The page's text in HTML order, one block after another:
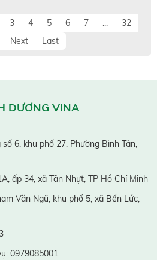
3 4 5 6 7 ...
32
Next Last
DƯƠNG VINA
6, khu phố 27, Phường Bình Tân,
ấp 34, xã Tân Nhựt, TP Hồ Chí Minh
Văn Ngũ, khu phố 5, xã Bến Lức,
0979085001